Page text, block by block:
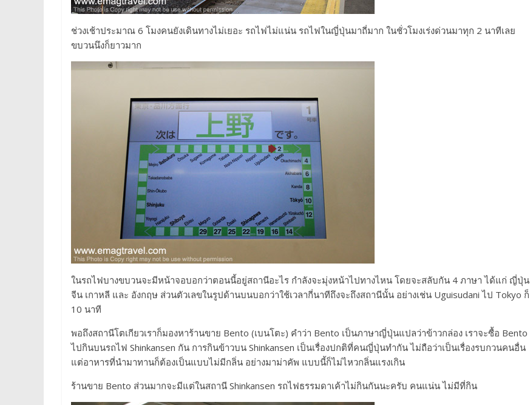
ช่วงเช้าประมาณ 6 โมงคนยังเดินทางไม่เยอะ รถไฟไม่แน่น รถไฟในญี่ปุ่นมาถี่มาก ในชั่วโมงเร่งด่วนมาทุก 2 นาทีเลย
ขบวนนึงก็ยาวมาก
ในรถไฟบางขบวนจะมีหน้าจอบอกว่าตอนนี้อยู่สถานีอะไร กำลังจะมุ่งหน้าไปทางไหน โดยจะสลับกัน 4 ภาษา ได้แก่ ญี่ปุ่น
จีน เกาหลี และ อังกฤษ ส่วนตัวเลขในรูปด้านบนบอกว่าใช้เวลากี่นาทีถึงจะถึงสถานีนั้น อย่างเช่น Uguisudani ไป Tokyo ก็
10 นาที
พอถึงสถานีโตเกียวเราก็มองหาร้านขาย Bento (เบนโตะ) คำว่า Bento เป็นภาษาญี่ปุ่นแปลว่าข้าวกล่อง เราจะซื้อ Bento
ไปกินบนรถไฟ Shinkansen กัน การกินข้าวบน Shinkansen เป็นเรื่องปกติที่คนญี่ปุ่นทำกัน ไม่ถือว่าเป็นเรื่องรบกวนคนอื่น
แต่อาหารที่นำมาทานก็ต้องเป็นแบบไม่มีกลิ่น อย่างมาม่าคัพ แบบนี้ก็ไม่ไหวกลิ่นแรงเกิน
ร้านขาย Bento ส่วนมากจะมีแต่ในสถานี Shinkansen รถไฟธรรมดาเค้าไม่กินกันนะครับ คนแน่น ไม่มีที่กิน